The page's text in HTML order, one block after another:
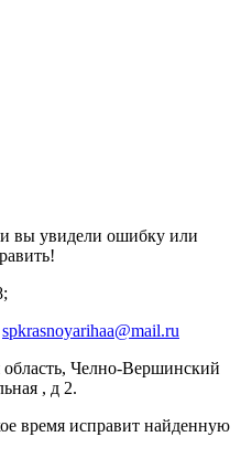
вы увидели ошибку или
spkrasnoyarihaa@mail.ru
область, Челно-Вершинский
, д 2.
время исправит найденную